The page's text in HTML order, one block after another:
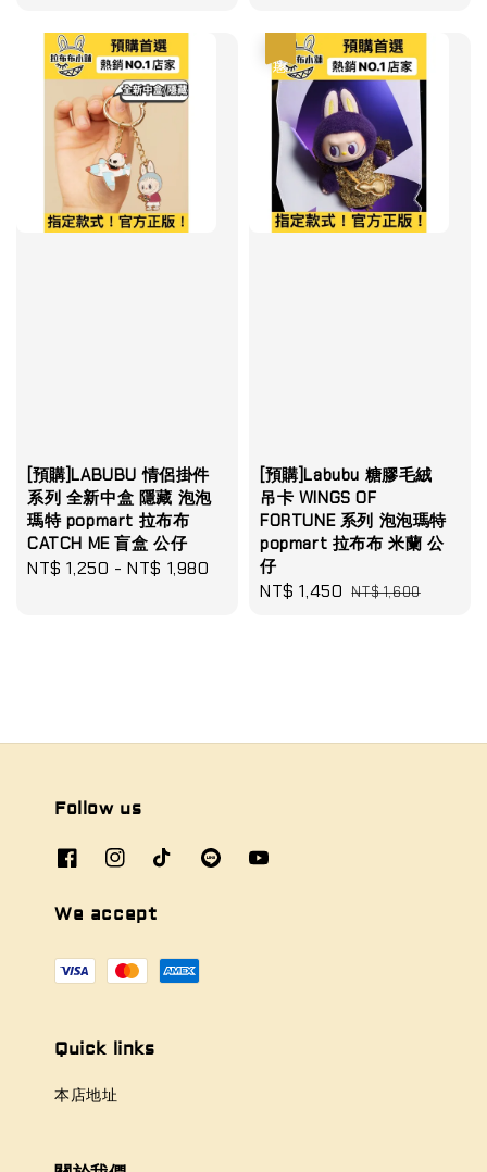
[預購]LABUBU 情侶掛件
系列 全新中盒 隱藏 泡泡
瑪特 popmart 拉布布
CATCH ME 盲盒 公仔
Regular
NT$ 1,250 -NT$ 1,980
[預購]Labubu 糖膠毛絨
吊卡 WINGS OF
FORTUNE 系列 泡泡瑪特
popmart 拉布布 米蘭 公
仔
Sale
NT$ 1,450 Regular
NT$ 1,600
Follow us
We accept
Quick links
本店地址